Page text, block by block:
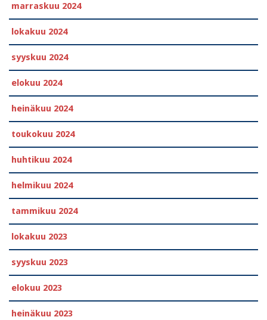
marraskuu 2024
lokakuu 2024
syyskuu 2024
elokuu 2024
heinäkuu 2024
toukokuu 2024
huhtikuu 2024
helmikuu 2024
tammikuu 2024
lokakuu 2023
syyskuu 2023
elokuu 2023
heinäkuu 2023